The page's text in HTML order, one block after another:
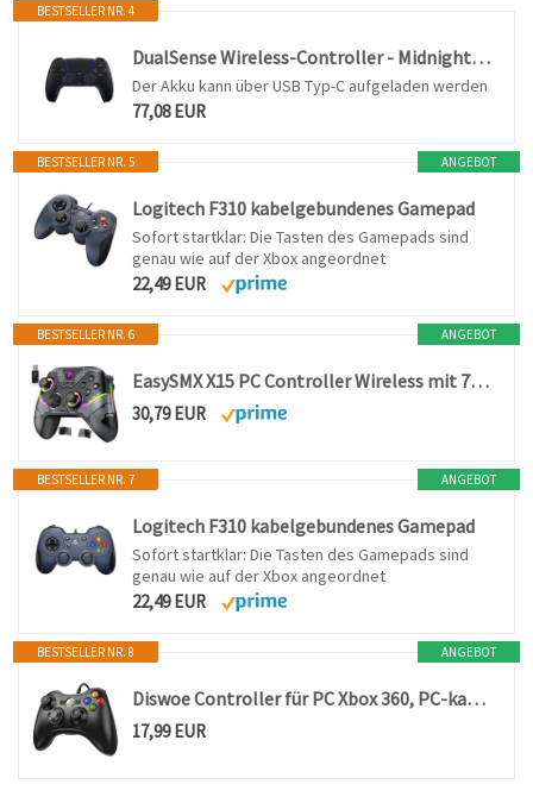
BESTSELLER NR. 4
DualSense Wireless-Controller - Midnight Black [PlayStation 5]
Der Akku kann über USB Typ-C aufgeladen werden
77,08 EUR
ANGEBOT
BESTSELLER NR. 5
Logitech F310 kabelgebundenes Gamepad
Sofort startklar: Die Tasten des Gamepads sind
genau wie auf der Xbox angeordnet
22,49 EUR
ANGEBOT
BESTSELLER NR. 6
EasySMX X15 PC Controller Wireless mit 7 RGB Licht, Gaming Controller mit Hall Joystick & Trigger, Bluetooth Kompatibel mit PC/Switch/Handy/Tablet - Schwarz
30,79 EUR
ANGEBOT
BESTSELLER NR. 7
Logitech F310 kabelgebundenes Gamepad
Sofort startklar: Die Tasten des Gamepads sind
genau wie auf der Xbox angeordnet
22,49 EUR
ANGEBOT
BESTSELLER NR. 8
Diswoe Controller für PC Xbox 360, PC-kabelgebundener Controller mit USB Verbessertes Design Ergonomischer Kabelcontroller für Xbox 360 Slim und Windows XP/Vista/7/8/8.1/10/11
17,99 EUR